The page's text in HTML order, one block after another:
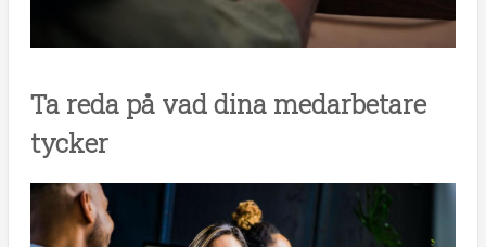
Ta reda på vad dina medarbetare
tycker